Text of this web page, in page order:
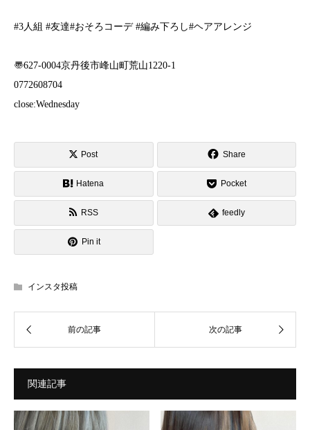
️#3人組 #友達#おそろコーデ #編み下ろし#ヘアアレンジ
〠627-0004京丹後市峰山町荒山1220-1︎
0772608704
close:Wednesday
Post Share
Hatena Pocket
RSS feedly
Pin it
インスタ投稿
関連記事